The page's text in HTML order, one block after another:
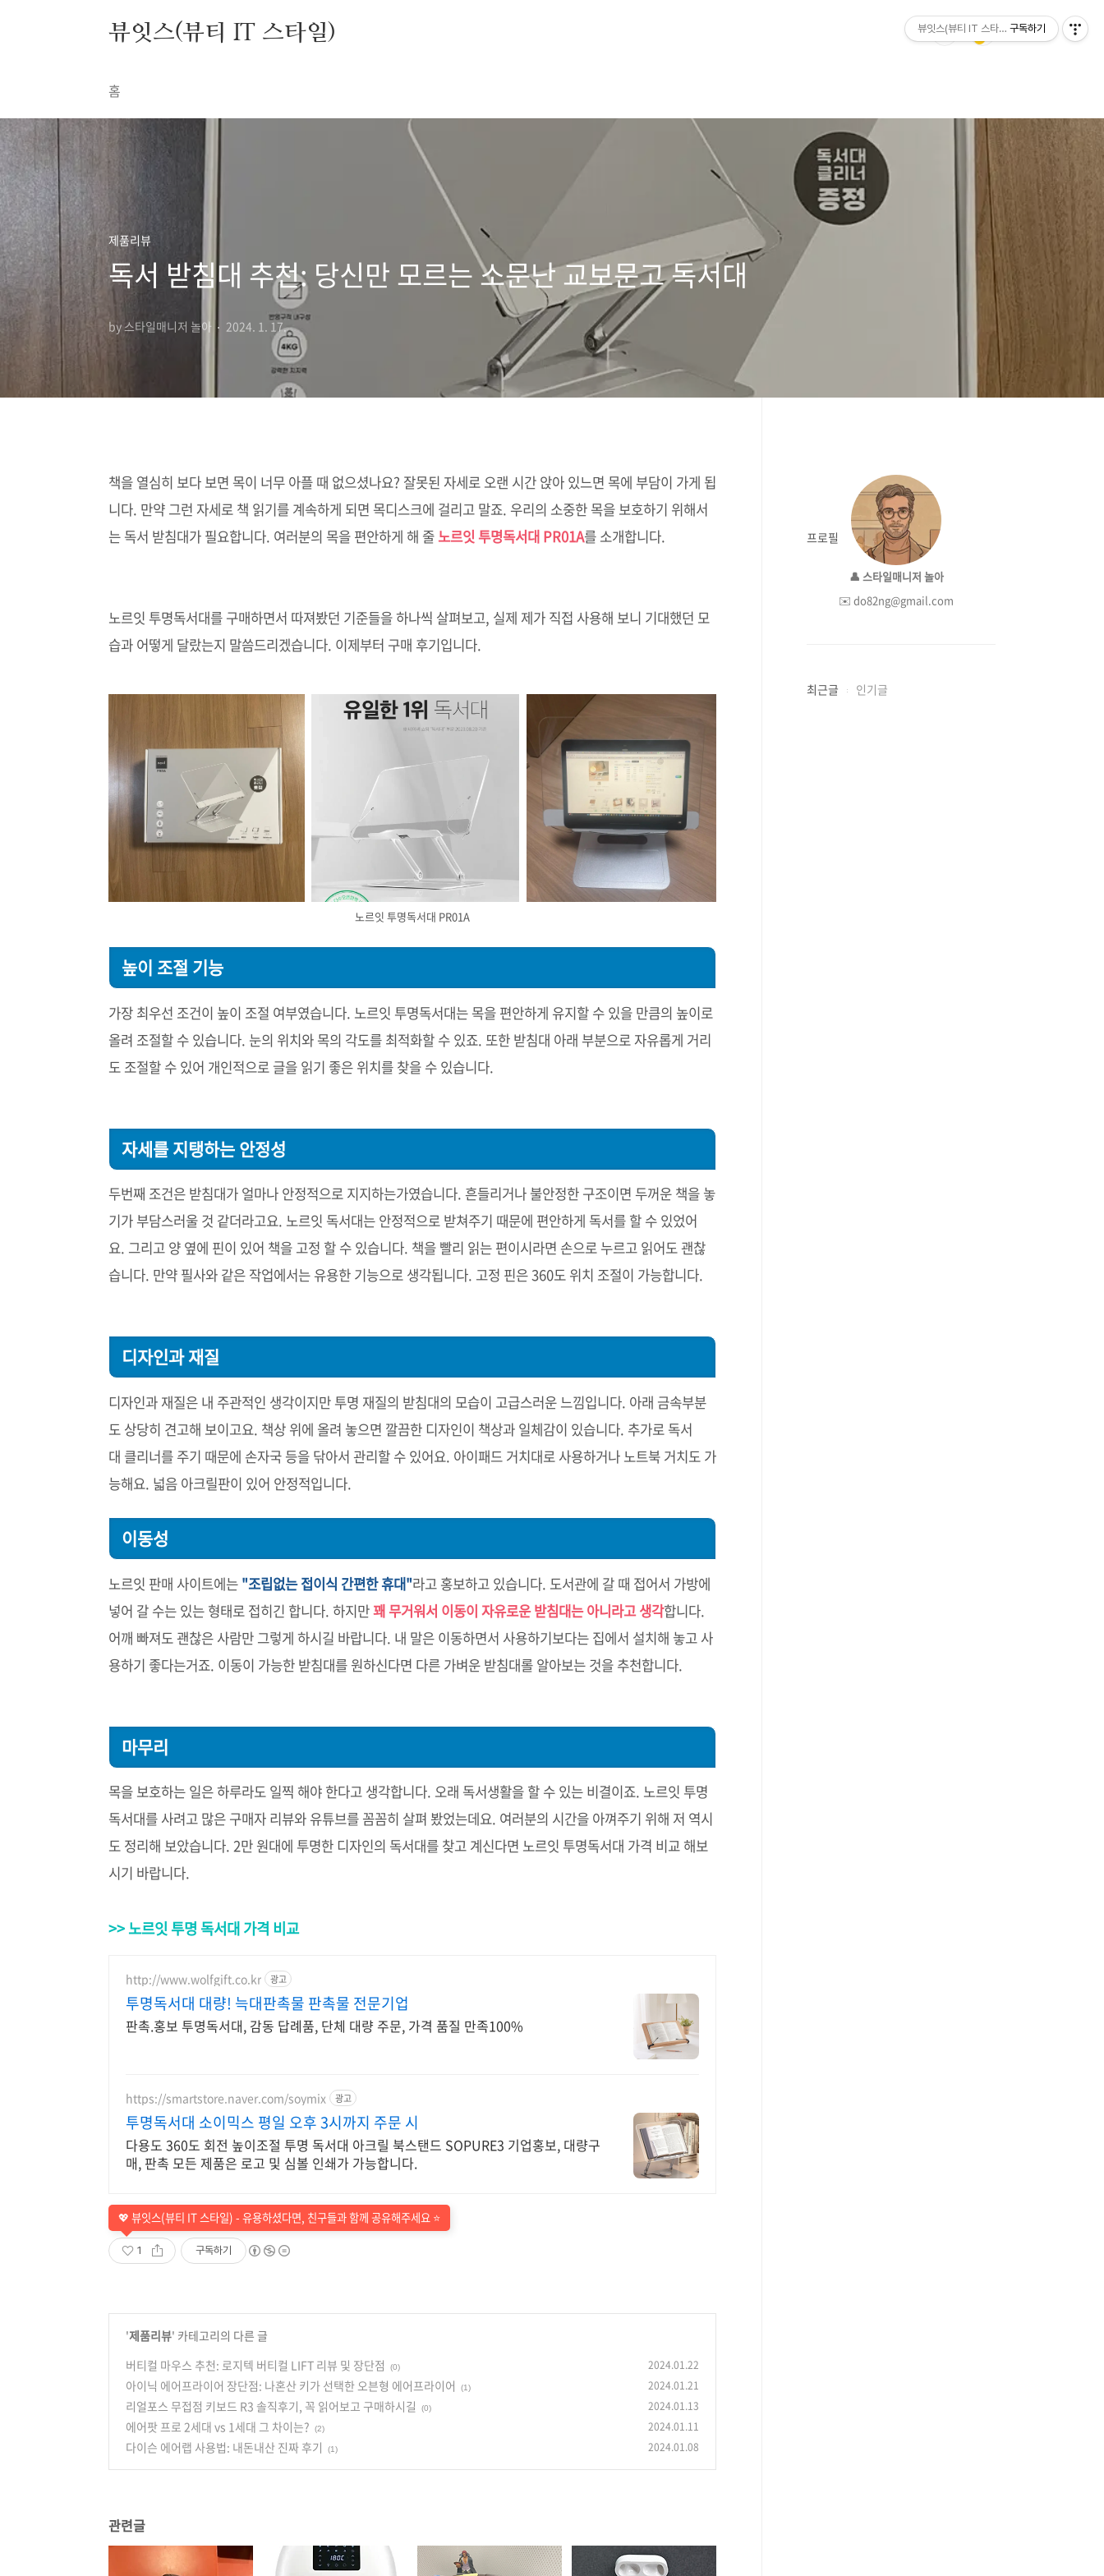
뷰잇스(뷰티 IT 스타일)
홈
제품리뷰
독서 받침대 추천: 당신만 모르는 소문난 교보문고 독서대
by 스타일매니저 놀아 2024. 1. 17.
책을 열심히 보다 보면 목이 너무 아플 때 없으셨나요? 잘못된 자세로 오랜 시간 앉아 있느면 목에 부담이 가게 됩
니다. 만약 그런 자세로 책 읽기를 계속하게 되면 목디스크에 걸리고 말죠. 우리의 소중한 목을 보호하기 위해서
는 독서 받침대가 필요합니다. 여러분의 목을 편안하게 해 줄노르잇 투명독서대 PR01A를 소개합니다.
노르잇 투명독서대를 구매하면서 따져봤던 기준들을 하나씩 살펴보고, 실제 제가 직접 사용해 보니 기대했던 모
습과 어떻게 달랐는지 말씀드리겠습니다. 이제부터 구매 후기입니다.
노르잇 투명독서대 PR01A
높이 조절 기능
가장 최우선 조건이 높이 조절 여부였습니다. 노르잇 투명독서대는 목을 편안하게 유지할 수 있을 만큼의 높이로
올려 조절할 수 있습니다. 눈의 위치와 목의 각도를 최적화할 수 있죠. 또한 받침대 아래 부분으로 자유롭게 거리
도 조절할 수 있어 개인적으로 글을 읽기 좋은 위치를 찾을 수 있습니다.
자세를 지탱하는 안정성
두번째 조건은 받침대가 얼마나 안정적으로 지지하는가였습니다. 흔들리거나 불안정한 구조이면 두꺼운 책을 놓
기가 부담스러울 것 같더라고요. 노르잇 독서대는 안정적으로 받쳐주기 때문에 편안하게 독서를 할 수 있었어
요. 그리고 양 옆에 핀이 있어 책을 고정 할 수 있습니다. 책을 빨리 읽는 편이시라면 손으로 누르고 읽어도 괜찮
습니다. 만약 필사와 같은 작업에서는 유용한 기능으로 생각됩니다. 고정 핀은 360도 위치 조절이 가능합니다.
디자인과 재질
디자인과 재질은 내 주관적인 생각이지만 투명 재질의 받침대의 모습이 고급스러운 느낌입니다. 아래 금속부분
도 상당히 견고해 보이고요. 책상 위에 올려 놓으면 깔끔한 디자인이 책상과 일체감이 있습니다. 추가로 독서
대 클리너를 주기 때문에 손자국 등을 닦아서 관리할 수 있어요. 아이패드 거치대로 사용하거나 노트북 거치도 가
능해요. 넓음 아크릴판이 있어 안정적입니다.
이동성
노르잇 판매 사이트에는 "조립없는 접이식 간편한 휴대"라고 홍보하고 있습니다. 도서관에 갈 때 접어서 가방에
넣어 갈 수는 있는 형태로 접히긴 합니다. 하지만꽤 무거워서 이동이 자유로운 받침대는 아니라고 생각합니다.
어깨 빠져도 괜찮은 사람만 그렇게 하시길 바랍니다. 내 말은 이동하면서 사용하기보다는 집에서 설치해 놓고 사
용하기 좋다는거죠. 이동이 가능한 받침대를 원하신다면 다른 가벼운 받침대롤 알아보는 것을 추천합니다.
마무리
목을 보호하는 일은 하루라도 일찍 해야 한다고 생각합니다. 오래 독서생활을 할 수 있는 비결이죠. 노르잇 투명
독서대를 사려고 많은 구매자 리뷰와 유튜브를 꼼꼼히 살펴 봤었는데요. 여러분의 시간을 아껴주기 위해 저 역시
도 정리해 보았습니다. 2만 원대에 투명한 디자인의 독서대를 찾고 계신다면 노르잇 투명독서대 가격 비교 해보
시기 바랍니다.
>> 노르잇 투명 독서대 가격 비교
http://www.wolfgift.co.kr 광고
투명독서대 대량! 늑대판촉물 판촉물 전문기업
판촉.홍보 투명독서대, 감동 답례품, 단체 대량 주문, 가격 품질 만족100%
https://smartstore.naver.com/soymix 광고
투명독서대 소이믹스 평일 오후 3시까지 주문 시
다용도 360도 회전 높이조절 투명 독서대 아크릴 북스탠드 SOPURE3 기업홍보, 대량구
매, 판촉 모든 제품은 로고 및 심볼 인쇄가 가능합니다.
💖 뷰잇스(뷰티 IT 스타일) - 유용하셨다면, 친구들과 함께 공유해주세요 ⭐
1 구독하기
'제품리뷰' 카테고리의 다른 글
버티컬 마우스 추천: 로지텍 버티컬 LIFT 리뷰 및 장단점
(0) 2024.01.22
아이닉 에어프라이어 장단점: 나혼산 키가 선택한 오븐형 에어프라이어 (1) 2024.01.21
리얼포스 무접점 키보드 R3 솔직후기, 꼭 읽어보고 구매하시길 (0) 2024.01.13
에어팟 프로 2세대 vs 1세대 그 차이는? (2) 2024.01.11
다이슨 에어랩 사용법: 내돈내산 진짜 후기 (1) 2024.01.08
관련글
프로필
👤 스타일매니저 놀아
✉️ do82ng@gmail.com
최근글 인기글
뷰잇스(뷰티 IT 스타일)구독하기